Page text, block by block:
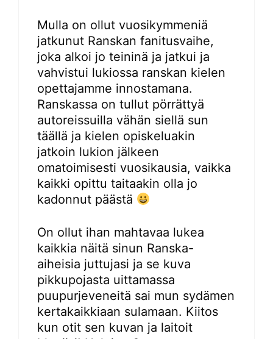
Mulla on ollut vuosikymmeniä
jatkunut Ranskan fanitusvaihe,
joka alkoi jo teininä ja jatkui ja
vahvistui lukiossa ranskan kielen
opettajamme innostamana.
Ranskassa on tullut pörrättyä
autoreissuilla vähän siellä sun
täällä ja kielen opiskeluakin
jatkoin lukion jälkeen
omatoimisesti vuosikausia, vaikka
kaikki opittu taitaakin olla jo
kadonnut päästä
On ollut ihan mahtavaa lukea
kaikkia näitä sinun Ranska-
aiheisia juttujasi ja se kuva
pikkupojasta uittamassa
puupurjeveneitä sai mun sydämen
kertakaikkiaan sulamaan. Kiitos
kun otit sen kuvan ja laitoit